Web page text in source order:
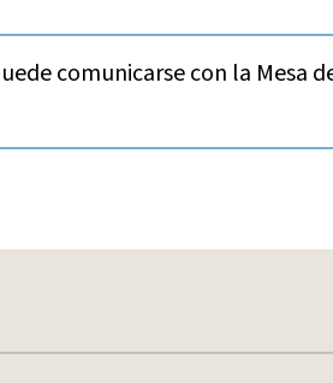
comunicarse con la Mesa